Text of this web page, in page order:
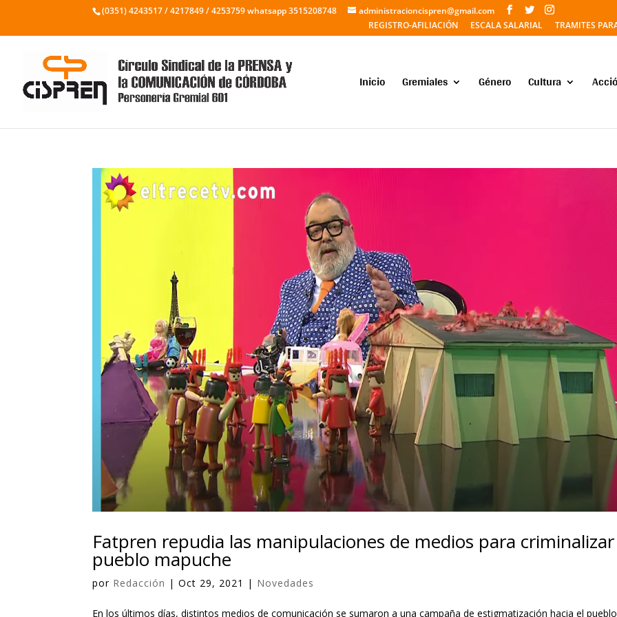
(0351) 4243517 / 4217849 / 4253759 whatsapp 3515208748
administracioncispren@gmail.com
REGISTRO-AFILIACIÓN
ESCALA SALARIAL TRAMITES
Inicio Gremiales Género Cultura
Fatpren repudia las manipulaciones de medios para
pueblo mapuche
por Redacción |Oct 29, 2021 | Novedades
En los últimos días, distintos medios de comunicación se sumaron a una campaña de estigmatización hacia el pueblo